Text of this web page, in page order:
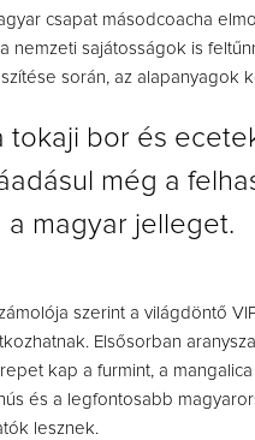
csapat másodcoacha
nemzeti sajátosságok is
során, az alapanyagok
tokaji bor és
még a
a magyar jelleget.
szerint a világdöntő
Elsősorban
kap a furmint, a
és a legfontosabb
lesznek.